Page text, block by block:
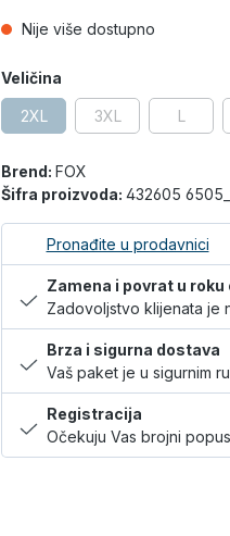
Nije više dostupno
Veličina
2XL 3XL L
Brend: FOX
Šifra proizvoda: 432605
Pronađite u prodavnici
Zamena i povrat u roku
Zadovoljstvo klijenata je
Brza i sigurna dostava
Vaš paket je u sigurnim
Registracija
Očekuju Vas brojni